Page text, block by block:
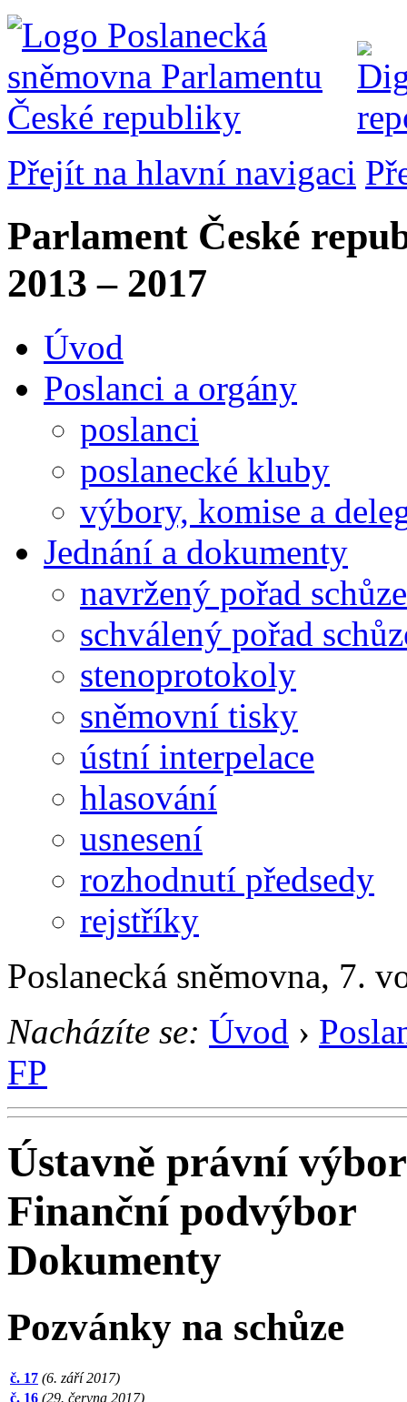
Přejít na hlavní navigaci
Parlament České
2013 – 2017
Úvod
Poslanci a orgány
poslanci
poslanecké kluby
výbory, komise a
Jednání a dokumenty
navržený pořad schůze
schválený pořad
stenoprotokoly
sněmovní tisky
ústní interpelace
hlasování
usnesení
rozhodnutí předsedy
rejstříky
Poslanecká sněmovna, 7.
Nacházíte se: Úvod ›
FP
Ústavně právní výbor
Finanční podvýbor
Dokumenty
Pozvánky na schůze
č. 17 (6. září 2017)
č. 16 (29. června 2017)